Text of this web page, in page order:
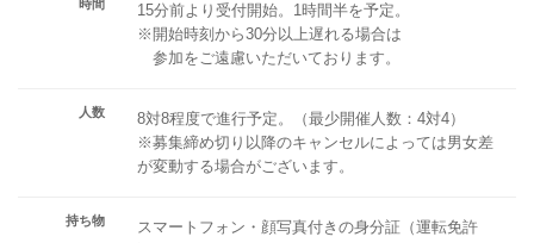
時間
15分前より受付開始。1時間半を予定。
※開始時刻から30分以上遅れる場合は
参加をご遠慮いただいております。
人数
8対8程度で進行予定。（最少開催人数：4対4）
※募集締め切り以降のキャンセルによっては男女差
が変動する場合がございます。
持ち物
スマートフォン・顔写真付きの身分証（運転免許